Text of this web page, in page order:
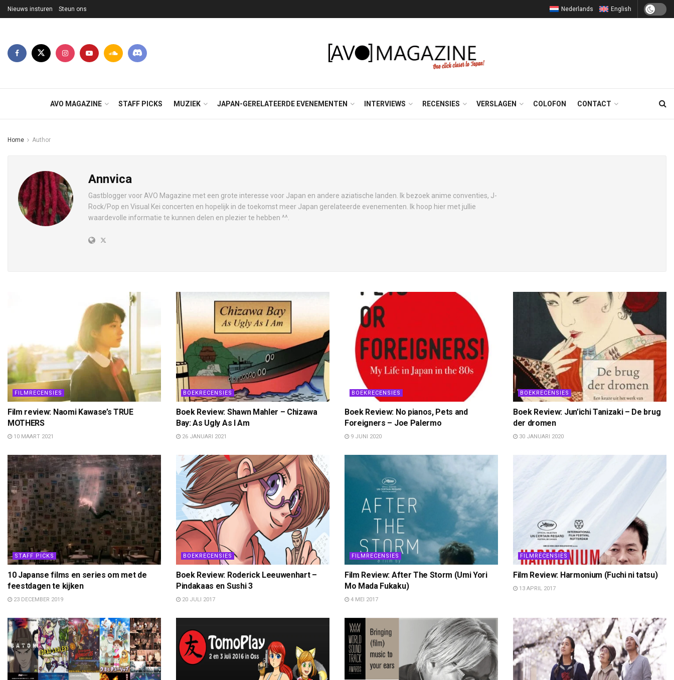
Nieuws insturen Steun ons Nederlands English
AVO MAGAZINE STAFF PICKS MUZIEK JAPAN-GERELATEERDE EVENEMENTEN INTERVIEWS RECENSIES VERSLAGEN COLOFON CONTACT
Home Author
Annvica
Gastblogger voor AVO Magazine met een grote interesse voor Japan en andere aziatische landen. Ik bezoek anime conventies, J-
Rock/Pop en Visual Kei concerten en hopelijk in de toekomst meer Japan gerelateerde evenementen. Ik hoop hier met jullie
waardevolle informatie te kunnen delen en plezier te hebben ^^.
FILMRECENSIES
Film review: Naomi Kawase’s TRUE
MOTHERS
10 MAART 2021
BOEKRECENSIES
Boek Review: Shawn Mahler – Chizawa
Bay: As Ugly As I Am
26 JANUARI 2021
BOEKRECENSIES
Boek Review: No pianos, Pets and
Foreigners – Joe Palermo
9 JUNI 2020
BOEKRECENSIES
Boek Review: Jun’ichi Tanizaki – De brug
der dromen
30 JANUARI 2020
STAFF PICKS
10 Japanse films en series om met de
feestdagen te kijken
23 DECEMBER 2019
BOEKRECENSIES
Boek Review: Roderick Leeuwenhart –
Pindakaas en Sushi 3
20 JULI 2017
FILMRECENSIES
Film Review: After The Storm (Umi Yori
Mo Mada Fukaku)
4 MEI 2017
FILMRECENSIES
Film Review: Harmonium (Fuchi ni tatsu)
13 APRIL 2017